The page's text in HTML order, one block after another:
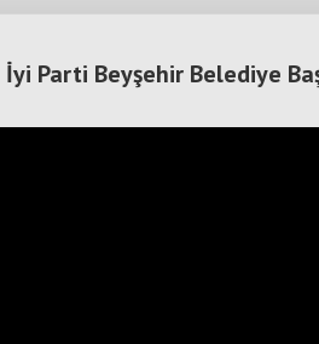
İyi Parti Beyşehir Belediye